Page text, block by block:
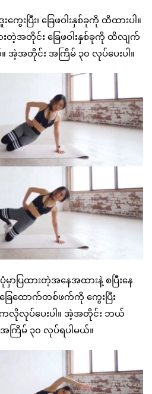
းပြီး၊ ခြေဖဝါးနှစ်ခုကို ထိထားပါ။
းတဲ့အတိုင်း ခြေဖဝါးနှစ်ခုကို ထိလျက်
အဲ့အတိုင်း အကြိမ် ၃၀ လုပ်ပေးပါ။
ာပြထားတဲ့အနေအထားနဲ့ စပြီးနေ
ြေထောက်တစ်ဖက်ကို ကွေးပြီး
လိုလုပ်ပေးပါ။ အဲ့အတိုင်း ဘယ်
ြိမ် ၃၀ လုပ်ရပါမယ်။